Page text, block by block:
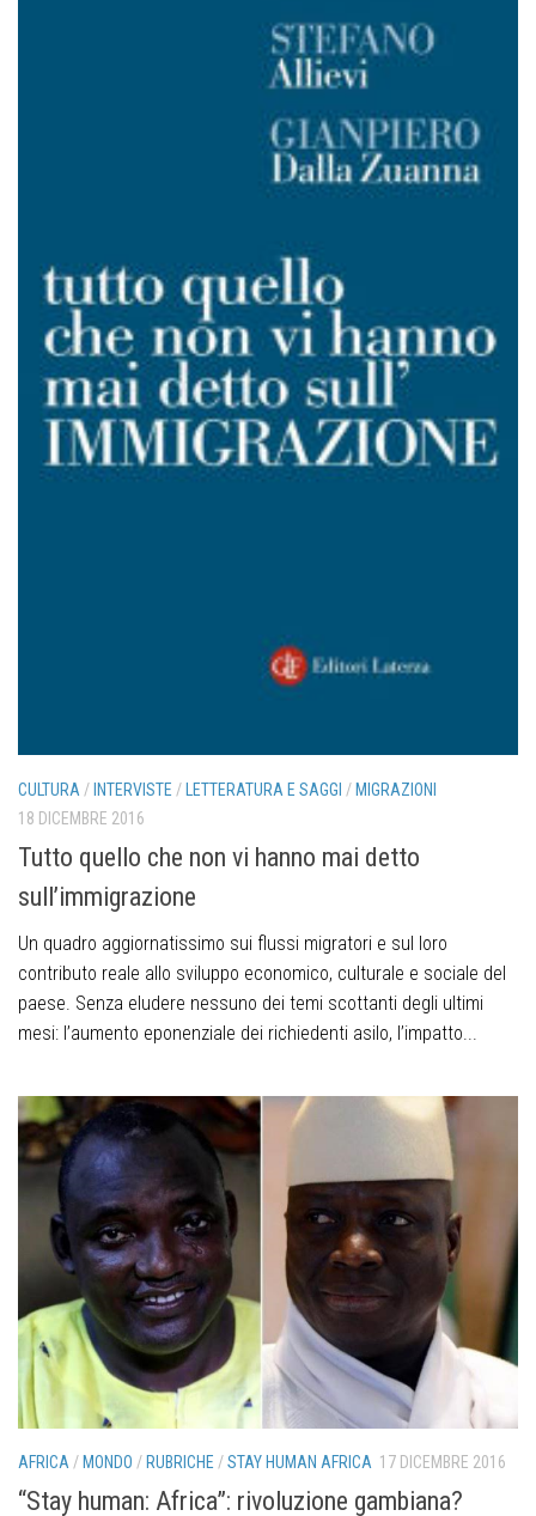
CULTURA / INTERVISTE / LETTERATURA E SAGGI / MIGRAZIONI
18 DICEMBRE 2016
Tutto quello che non vi hanno mai detto
sull’immigrazione
Un quadro aggiornatissimo sui flussi migratori e sul loro
contributo reale allo sviluppo economico, culturale e sociale del
paese. Senza eludere nessuno dei temi scottanti degli ultimi
mesi: l’aumento eponenziale dei richiedenti asilo, l’impatto...
AFRICA/ MONDO / RUBRICHE /STAY HUMAN AFRICA 17 DICEMBRE 2016
“Stay human: Africa”: rivoluzione gambiana?